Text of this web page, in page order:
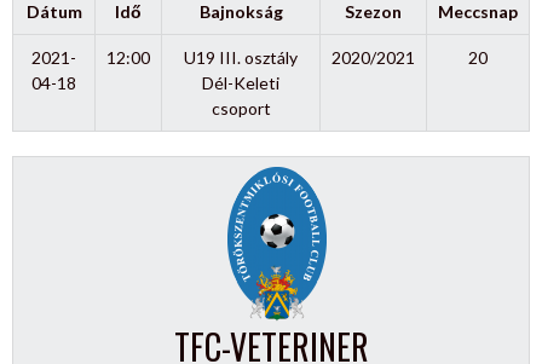
Dátum Idő Bajnokság Szezon Meccsnap
2021-
04-18
12:00
U19 III. osztály
Dél-Keleti
csoport
2020/2021 20
TFC-VETERINER